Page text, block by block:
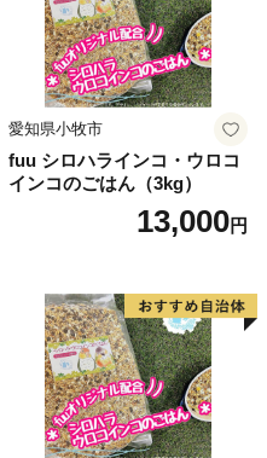
愛知県小牧市
fuu シロハラインコ・ウロコ
インコのごはん（3kg）
13,000円